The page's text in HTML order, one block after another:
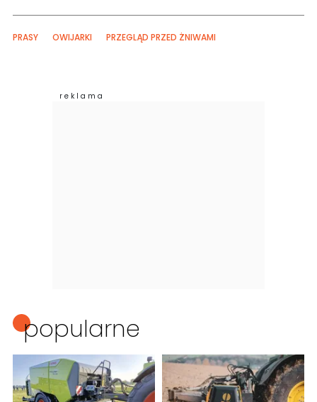
PRASY OWIJARKI PRZEGLĄD PRZED ŻNIWAMI
popularne